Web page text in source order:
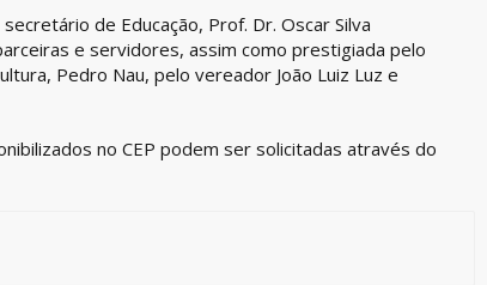
de Educação, Prof. Dr. Oscar Silva
e servidores, assim como prestigiada pelo
Pedro Nau, pelo vereador João Luiz Luz e
no CEP podem ser solicitadas através do